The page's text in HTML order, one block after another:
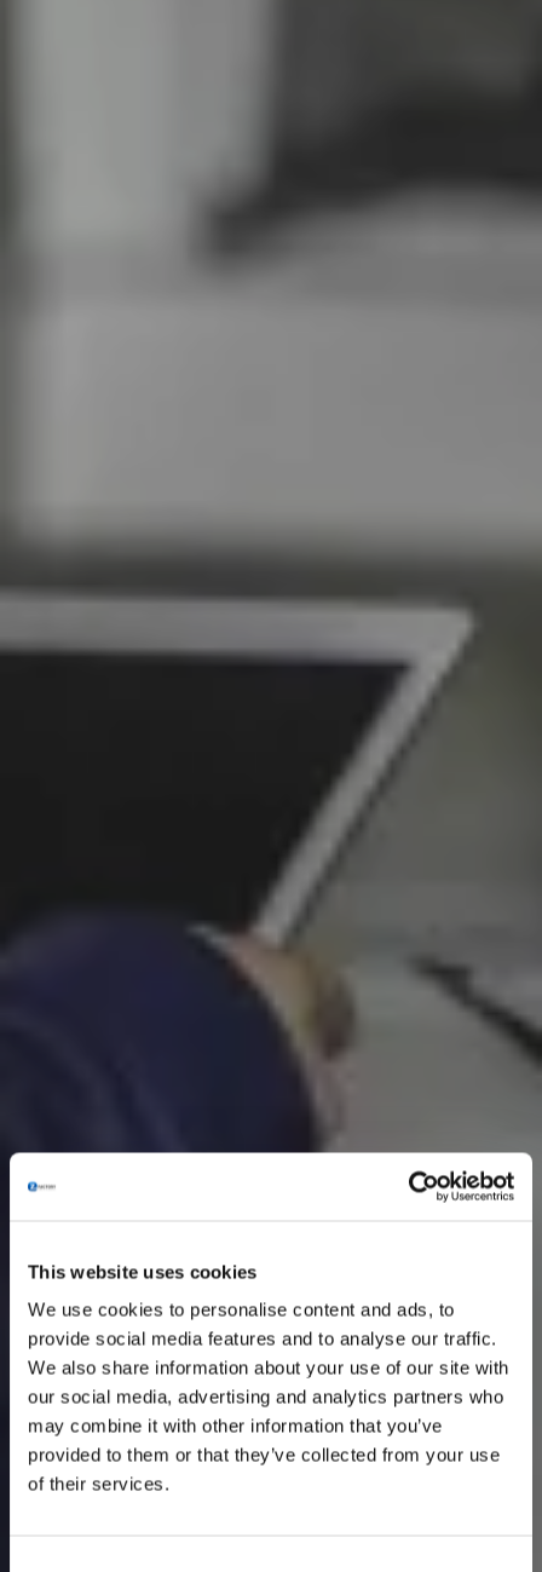
This website uses cookies
We use cookies to personalise content and ads, to
provide social media features and to analyse our traffic.
We also share information about your use of our site with
our social media, advertising and analytics partners who
may combine it with other information that you’ve
provided to them or that they’ve collected from your use
of their services.